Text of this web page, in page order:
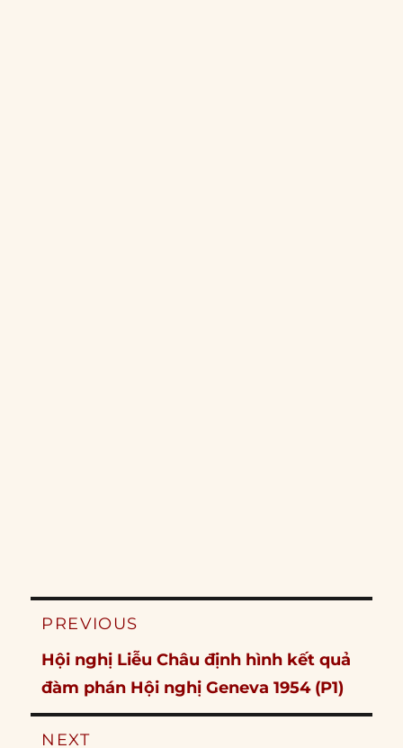
Post
PREVIOUS
Previous
post:
Hội nghị Liễu Châu định hình kết quả
đàm phán Hội nghị Geneva 1954 (P1)
NEXT